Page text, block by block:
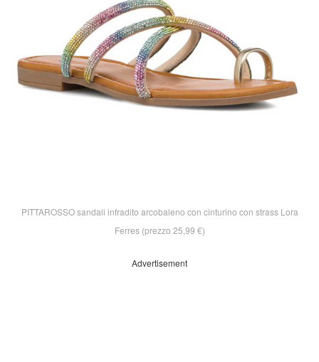
PITTAROSSO sandali infradito arcobaleno con cinturino con strass Lora
Ferres (prezzo 25,99 €)
Advertisement